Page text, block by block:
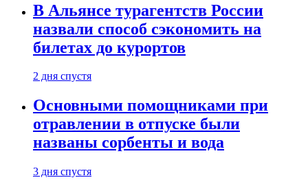
В Альянсе турагентств России
назвали способ сэкономить на
билетах до курортов
2 дня спустя
Основными помощниками при
отравлении в отпуске были
названы сорбенты и вода
3 дня спустя